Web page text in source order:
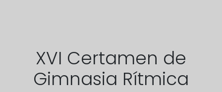
XVI Certamen de
Gimnasia Rítmica